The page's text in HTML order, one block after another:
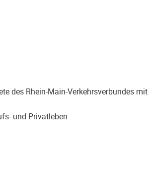
des Rhein-Main-Verkehrsverbundes mit
und Privatleben